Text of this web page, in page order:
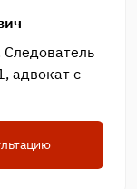
Следователь
адвокат с